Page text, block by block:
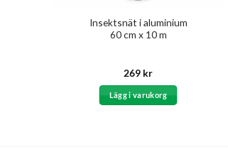
Insektsnät i aluminium
60 cm x 10 m
269 kr
Lägg i varukorg